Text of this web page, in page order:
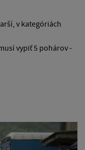
v kategóriách
vypiť 5 pohárov -